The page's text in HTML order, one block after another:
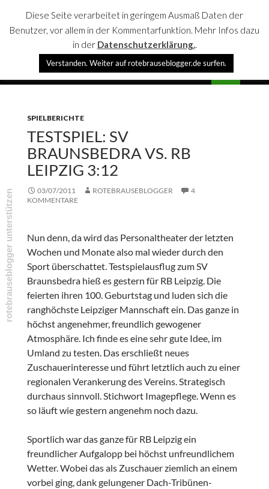
rotebrauseblogger
SPRINGE
SPIELBERICHTE
TESTSPIEL: SV
BRAUNSBEDRA VS. RB
LEIPZIG 3:12
03/07/2011 ROTEBRAUSEBLOGGER
4
KOMMENTARE
Nun denn, da wird das Personaltheater der letzten
Wochen und Monate also mal wieder durch den
Sport überschattet. Testspielausflug zum SV
Braunsbedra hieß es gestern für RB Leipzig. Die
feierten ihren 100. Geburtstag und luden sich die
ranghöchste Leipziger Mannschaft ein. Das ganze in
höchst angenehmer, freundlich gewogener
Atmosphäre. Ich finde es eine sehr gute Idee, im
Umland zu testen. Das erschließt neues
Zuschauerinteresse und führt letztlich auch zu einer
regionalen Verankerung des Vereins. Strategisch
durchaus sinnvoll. Stichwort Imagepflege. Wenn es
so läuft wie gestern angenehm noch dazu.
Sportlich war das ganze für RB Leipzig ein
freundlicher Aufgalopp bei höchst unfreundlichem
Wetter. Wobei das als Zuschauer ziemlich an einem
vorbei ging, dank gelungener Dach-Tribünen-
Diese Seite verarbeitet in geringem Ausmaß Daten der
Benutzer, vor allem in der Kommentarfunktion. Mehr Infos dazu
in der Datenschutzerklärung..
Verstanden. Weiter auf rotebrauseblogger.de surfen.
rotebrauseblogger unterstützen